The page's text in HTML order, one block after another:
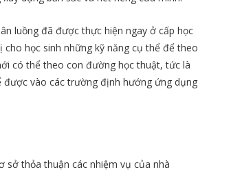
luồng đã được thực hiện ngay ở cấp học
học sinh những kỹ năng cụ thể để theo
có thể theo con đường học thuật, tức là
được vào các trường định hướng ứng dụng
sở thỏa thuận các nhiệm vụ của nhà